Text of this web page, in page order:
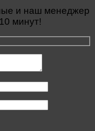
и наш менеджер
минут!